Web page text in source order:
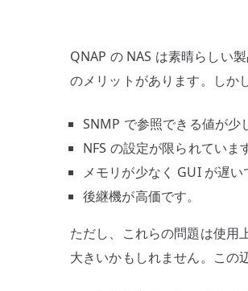
QNAP の NAS は素晴らしい
のメリットがあります。しか
SNMP で参照できる値が少
NFS の設定が限られていま
メモリが少なく GUI が遅い
後継機が高価です。
ただし、これらの問題は使用
大きいかもしれません。この